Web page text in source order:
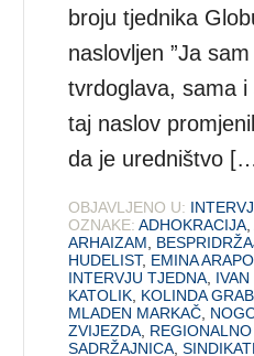
broju tjednika
naslovljen ”Ja
tvrdoglava, sama i
taj naslov
da je uredništvo
OBJAVLJENO U:
OZNAKE: ADHOKRACIJA
ARHAIZAM
HUDELIST, EMINA
INTERVJU TJEDNA
KATOLIK KOLINDA
MLADEN MARKAČ
ZVIJEZDA
SADRŽAJNICA ,